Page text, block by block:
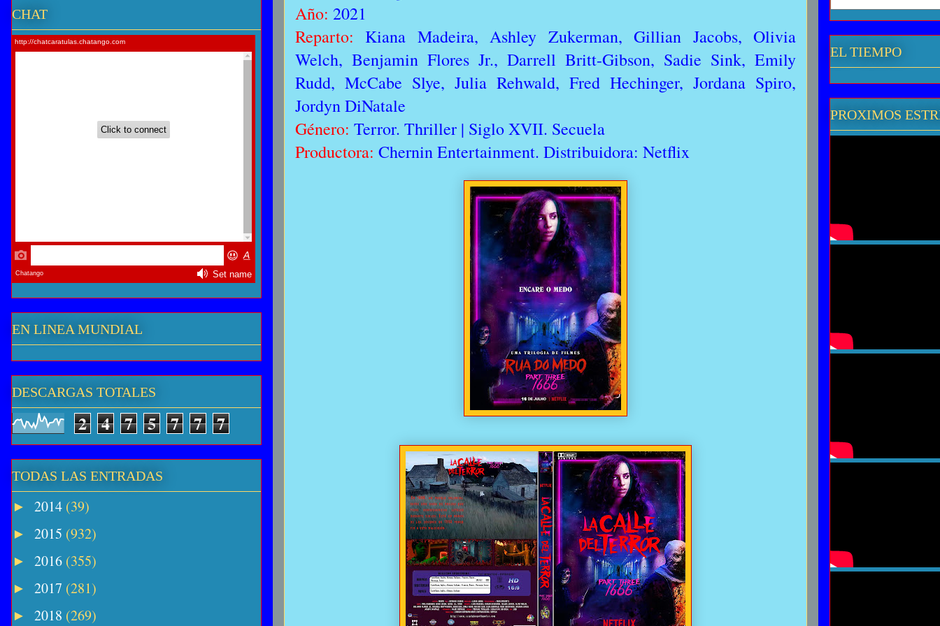
Año: 2021
Reparto: Kiana Madeira, Ashley Zukerman, Gillian Jacobs, Olivia
Welch, Benjamin Flores Jr., Darrell Britt-Gibson, Sadie Sink, Emily
Rudd, McCabe Slye, Julia Rehwald, Fred Hechinger, Jordana Spiro,
Jordyn DiNatale
Género: Terror. Thriller | Siglo XVII. Secuela
Productora: Chernin Entertainment. Distribuidora: Netflix
CHAT
EN LINEA MUNDIAL
DESCARGAS TOTALES
2 4 7 5 7 7 7
TODAS LAS ENTRADAS
► 2014 (39)
► 2015 (932)
► 2016 (355)
► 2017 (281)
► 2018 (269)
EL TIEMPO
PROXIMOS